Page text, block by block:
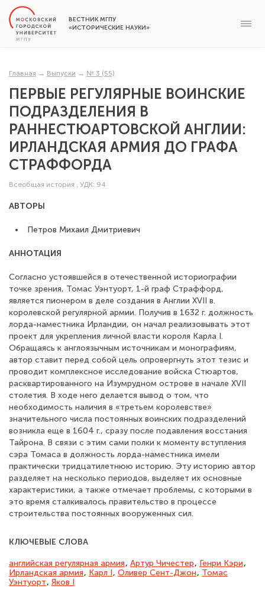
ВЕСТНИК МГПУ
«ИСТОРИЧЕСКИЕ НАУКИ»
Главная → Выпуски → № 3 (55)
ПЕРВЫЕ РЕГУЛЯРНЫЕ ВОИНСКИЕ
ПОДРАЗДЕЛЕНИЯ В
РАННЕСТЮАРТОВСКОЙ АНГЛИИ:
ИРЛАНДСКАЯ АРМИЯ ДО ГРАФА
СТРАФФОРДА
Всеобщая история , УДК: 94
АВТОРЫ
Петров Михаил Дмитриевич
АННОТАЦИЯ
Согласно устоявшейся в отечественной историографии
точке зрения, Томас Уэнтуорт, 1-й граф Страффорд,
является пионером в деле создания в Англии XVII в.
королевской регулярной армии. Получив в 1632 г. должность
лорда-наместника Ирландии, он начал реализовывать этот
проект для укрепления личной власти короля Карла I.
Обращаясь к англоязычным источникам и монографиям,
автор ставит перед собой цель опровергнуть этот тезис и
проводит комплексное исследование войска Стюартов,
расквартированного на Изумрудном острове в начале XVII
столетия. В ходе него делается вывод о том, что
необходимость наличия в «третьем королевстве»
значительного числа постоянных воинских подразделений
возникла еще в 1604 г., сразу после подавления восстания
Тайрона. В связи с этим сами полки к моменту вступления
сэра Томаса в должность лорда-наместника имели
практически тридцатилетнюю историю. Эту историю автор
разделяет на несколько периодов, выделяет их основные
характеристики, а также отмечает проблемы, с которыми в
это время сталкивалось правительство в процессе
строительства постоянных вооруженных сил.
КЛЮЧЕВЫЕ СЛОВА
английская регулярная армия, Артур Чичестер, Генри Кэри,
Ирландская армия, Карл I, Оливер Сент-Джон, Томас
Уэнтуорт, Яков I